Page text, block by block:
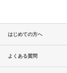
はじめての方へ
よくある質問